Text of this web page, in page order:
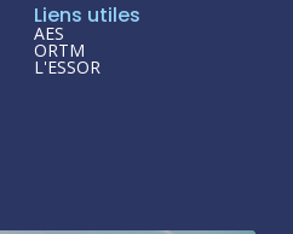
Liens utiles
AES
ORTM
L'ESSOR